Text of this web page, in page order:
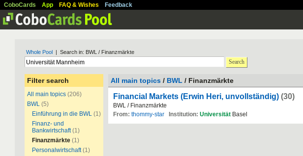
CoboCards App FAQ & Wishes Feedback
Whole Pool | Search in: BWL / Finanzmärkte
Search
Filter search
All main topics (206)
BWL (5)
Einführung in die BWL (1)
Finanz- und
Bankwirtschaft (1)
Finanzmärkte (1)
Personalwirtschaft (1)
All main topics / BWL / Finanzmärkte
Financial Markets (Erwin Heri, unvollständig) (30)
BWL / Finanzmärkte
From: thommy-star Institution: Universität Basel